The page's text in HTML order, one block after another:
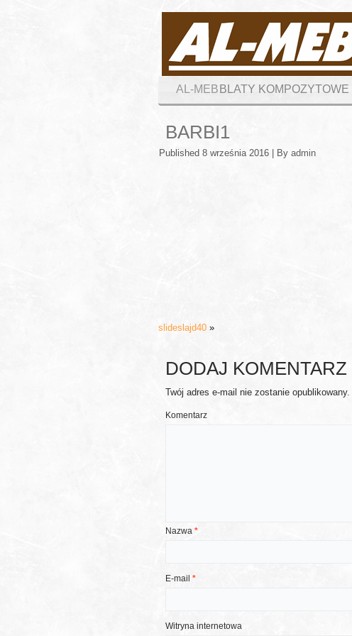
AL-MEB BLATY KOMPOZYTOWE
BARBI1
Published 8 września 2016 By admin
slideslajd40 »
DODAJ KOMENTARZ
Twój adres e-mail nie zostanie opublikowany.
Komentarz
Nazwa *
E-mail *
Witryna internetowa